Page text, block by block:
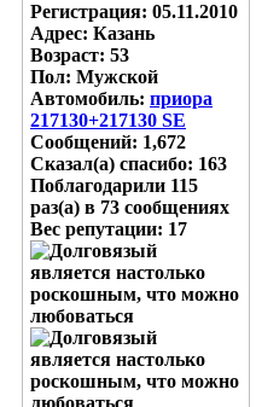
Регистрация: 05.11.2010
Адрес: Казань
Возраст: 53
Пол: Мужской
Автомобиль: приора
217130+217130 SE
Сообщений: 1,672
Сказал(а) спасибо: 163
Поблагодарили 115
раз(а) в 73 сообщениях
Вес репутации: 17